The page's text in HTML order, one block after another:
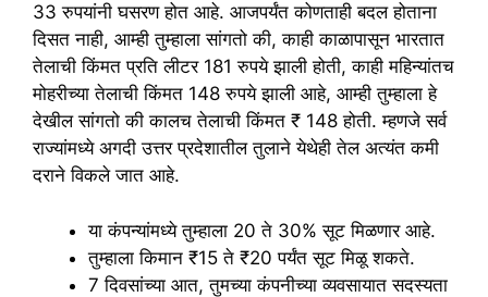
33 रुपयांनी घसरण होत आहे. आजपर्यंत कोणताही बदल होताना
दिसत नाही, आम्ही तुम्हाला सांगतो की, काही काळापासून भारतात
तेलाची किंमत प्रति लीटर 181 रुपये झाली होती, काही महिन्यांतच
मोहरीच्या तेलाची किंमत 148 रुपये झाली आहे, आम्ही तुम्हाला हे
देखील सांगतो की कालच तेलाची किंमत ₹ 148 होती. म्हणजे सर्व
राज्यांमध्ये अगदी उत्तर प्रदेशातील तुलाने येथेही तेल अत्यंत कमी
दराने विकले जात आहे.
या कंपन्यांमध्ये तुम्हाला 20 ते 30% सूट मिळणार आहे.
तुम्हाला किमान ₹15 ते ₹20 पर्यंत सूट मिळू शकते.
7 दिवसांच्या आत, तुमच्या कंपनीच्या व्यवसायात सदस्यता